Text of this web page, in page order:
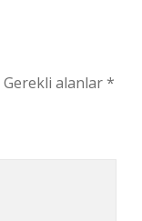
Gerekli alanlar*